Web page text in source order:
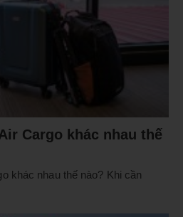
Cargo khác nhau thế
khác nhau thế nào? Khi cần